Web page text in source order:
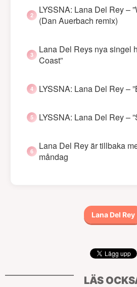
LYSSNA: Lana Del Rey –
(Dan Auerbach remix)
Lana Del Reys nya singel
Coast”
LYSSNA: Lana Del Rey –
LYSSNA: Lana Del Rey –
Lana Del Rey är tillbaka
måndag
Lana Del Rey
LÄS